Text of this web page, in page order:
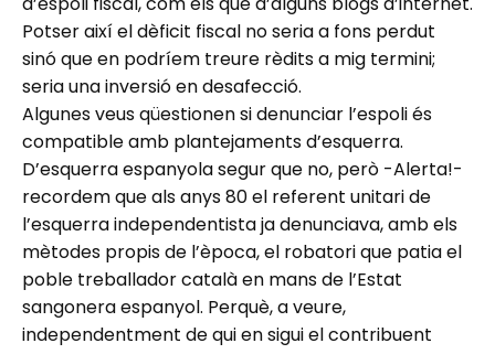
Potser així el dèficit fiscal no seria a fons perdut
sinó que en podríem treure rèdits a mig termini;
seria una inversió en desafecció.
Algunes veus qüestionen si denunciar l’espoli és
compatible amb plantejaments d’esquerra.
D’esquerra espanyola segur que no, però -Alerta!-
recordem que als anys 80 el referent unitari de
l’esquerra independentista ja denunciava, amb els
mètodes propis de l’època, el robatori que patia el
poble treballador català en mans de l’Estat
sangonera espanyol. Perquè, a veure,
independentment de qui en sigui el contribuent